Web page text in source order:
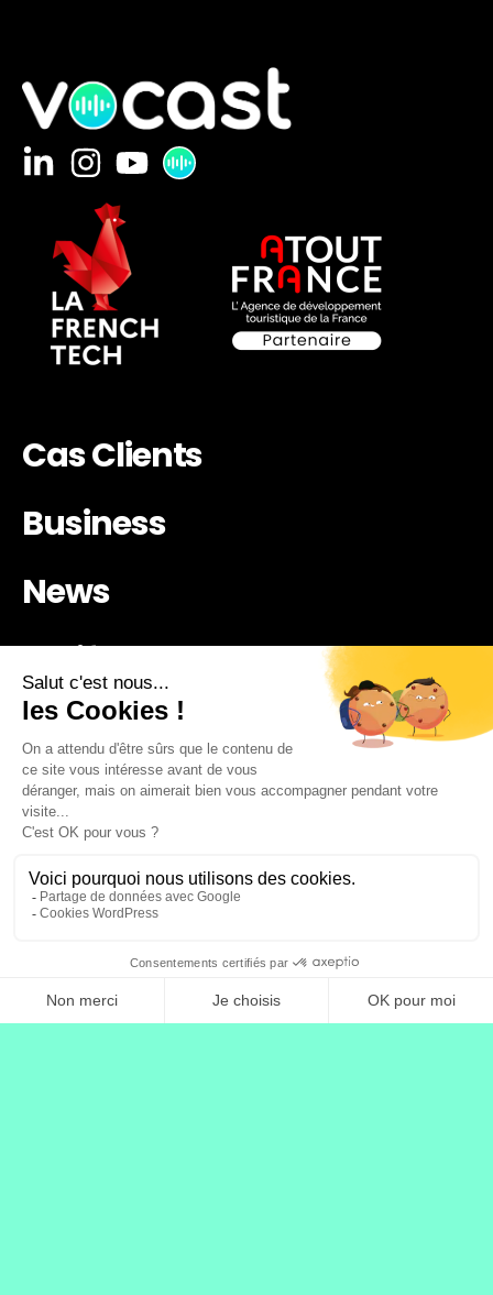
Cas Clients
Business
News
Tarifs
Contact
ArtistesJournalistesInfluenceur·se·s Médias Leader·euse·s d'opinon
Sportif·ve·s
Passionné·e·s Marques
À propos
Presse & Médias
Racontez-nous